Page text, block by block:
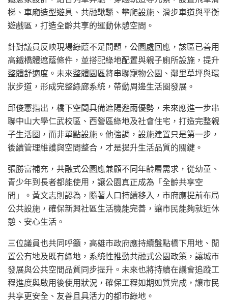
梯、車廂造型遊具、共融鞦韆、攀爬設施、滑步車道與平衡
遊戲區，打造全齡共享的運動休憩空間。
針對議員反映現場綠蔭不足問題，公園處回應，該區已善用
高鐵橋體遮蔭條件，並搭配綠地配置與親子廁所設施，提升
整體舒適度。未來整體園區將串聯寵物公園、鄰里草坪與環
狀步道，形成完整綠廊系統，帶動周邊生活圈發展。
邱俊憲指出，橋下空間具備遮陽避雨優勢，未來應進一步串
聯中山大學仁武校區、西營區綠地及社會住宅，打造完整親
子生活圈，而非單點設施。他強調，設施建置只是第一步，
後續管理維護與空間整合，才是提升生活品質的關鍵。
張勝富補充，共融式公園應兼顧不同年齡層需求，從幼童、
青少年到長者都能使用，讓公園真正成為「全齡共享空
間」。黃文志則認為，隨著人口持續移入，市府應提前布局
公共設施，確保新興社區生活機能完善，讓市民能夠就近休
憩、安心生活。
三位議員也共同呼籲，高雄市政府應持續盤點橋下用地、閒
置公有地及既有綠地，系統性推動共融式公園政策，讓城市
發展與公共空間品質同步提升。未來也將持續在議會追蹤工
程進度與啟用後使用狀況，確保工程如期如質完成，讓市民
共享更安全、友善且具活力的都市綠地。